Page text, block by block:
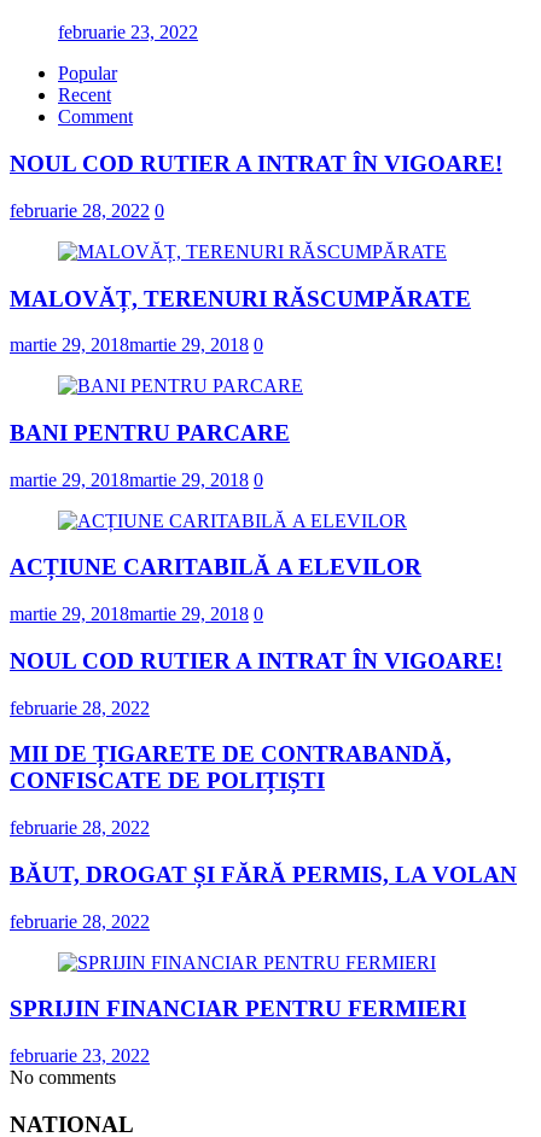
februarie 23, 2022
Popular
Recent
Comment
NOUL COD RUTIER A INTRAT ÎN VIGOARE!
februarie 28, 2022 0
MALOVĂȚ, TERENURI RĂSCUMPĂRATE
martie 29, 2018martie 29, 2018 0
BANI PENTRU PARCARE
martie 29, 2018martie 29, 2018 0
ACȚIUNE CARITABILĂ A ELEVILOR
martie 29, 2018martie 29, 2018 0
NOUL COD RUTIER A INTRAT ÎN VIGOARE!
februarie 28, 2022
MII DE ȚIGARETE DE CONTRABANDĂ,
CONFISCATE DE POLIȚIȘTI
februarie 28, 2022
BĂUT, DROGAT ȘI FĂRĂ PERMIS, LA VOLAN
februarie 28, 2022
SPRIJIN FINANCIAR PENTRU FERMIERI
februarie 23, 2022
No comments
NATIONAL